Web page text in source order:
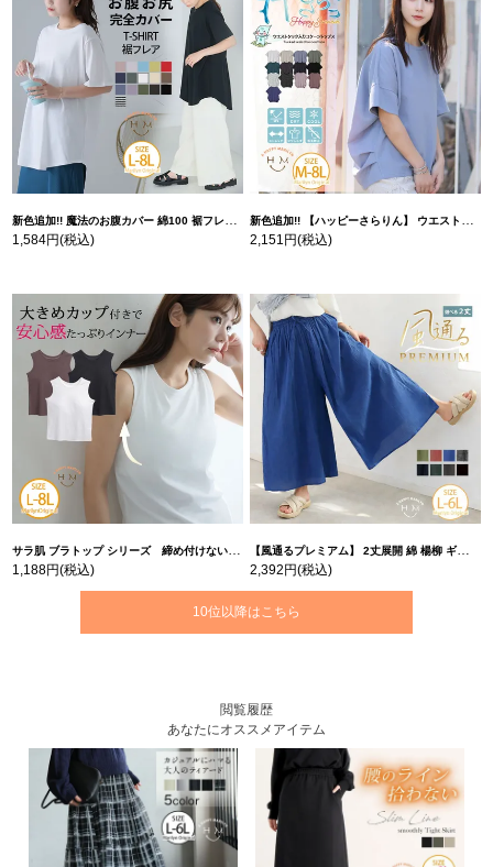
新色追加!! 魔法のお腹カバー 綿100 裾フレア Tシャツ | 大きいサイズの通販ならハッピーマリリン
1,584円(税込)
新色追加!! 【ハッピーさらりん】 ウエストタック入り スッキリ魅せ コクーントップス | 大きいサイズの通販ならハッピーマリリン
2,151円(税込)
サラ肌 ブラトップ シリーズ 締め付けない リブ タンクトップ | 大きいサイズの通販ならハッピーマリリン
1,188円(税込)
【風通るプレミアム】 2丈展開 綿 楊柳 ギャザー フレア スカンツ 【ウェストゴム】 | 大きいサイズの通販ならハッピーマリリン
2,392円(税込)
10位以降はこちら
閲覧履歴
あなたにオススメアイテム